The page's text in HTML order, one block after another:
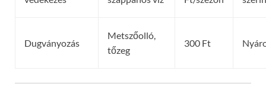
Dugványozás
Metszőolló,
tőzeg
300 Ft